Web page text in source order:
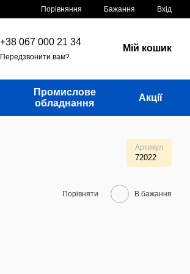
Порівняння Бажання Вхід
+38 067 000 21 34
Передзвонити вам?
Мій кошик
Промислове
обладнання
Акції
Артикул
72022
Порівняти В бажання